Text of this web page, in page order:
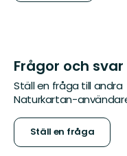
Frågor och svar
Ställ en fråga till andra
Naturkartan-
Ställ en fråga